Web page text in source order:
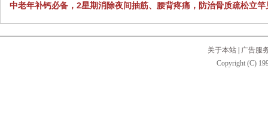
中老年补钙必备，2星期消除夜间抽筋、腰背疼痛，防治骨质疏松立竿
关于本站
广告服
Copyright (C)